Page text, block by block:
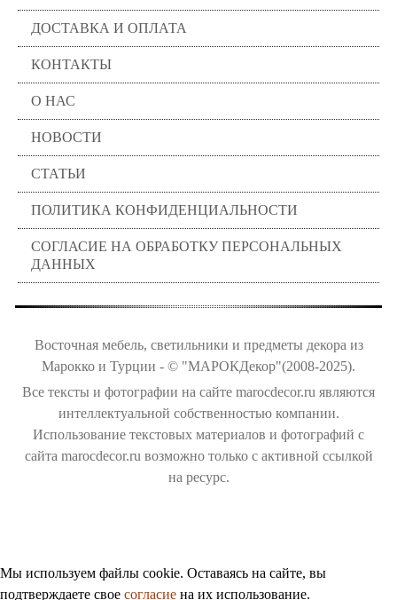
ДОСТАВКА И ОПЛАТА
КОНТАКТЫ
О НАС
НОВОСТИ
СТАТЬИ
ПОЛИТИКА КОНФИДЕНЦИАЛЬНОСТИ
СОГЛАСИЕ НА ОБРАБОТКУ ПЕРСОНАЛЬНЫХ
ДАННЫХ
Восточная мебель, светильники и предметы декора из
Марокко и Турции - © "МАРОКДекор"(2008-2025).
Все тексты и фотографии на сайте marocdecor.ru являются
интеллектуальной собственностью компании.
Использование текстовых материалов и фотографий с
сайта marocdecor.ru возможно только с активной ссылкой
на ресурс.
Мы используем файлы cookie. Оставаясь на сайте, вы
подтверждаете свое согласие на их использование.